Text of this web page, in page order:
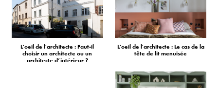
L'oeil de l'architecte : Faut-il
choisir un architecte ou un
architecte d’intérieur ?
L'oeil de l'architecte : Le cas de la
tête de lit menuisée